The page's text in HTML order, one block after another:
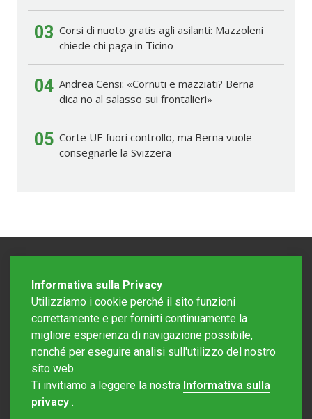
03 Corsi di nuoto gratis agli asilanti: Mazzoleni
chiede chi paga in Ticino
04 Andrea Censi: «Cornuti e mazziati? Berna
dica no al salasso sui frontalieri»
05 Corte UE fuori controllo, ma Berna vuole
consegnarle la Svizzera
Editore Rotostampa SA
Informativa sulla Privacy
Utilizziamo i cookie perché il sito funzioni
correttamente e per fornirti continuamente la
migliore esperienza di navigazione possibile,
nonché per eseguire analisi sull'utilizzo del nostro
sito web.
Ti invitiamo a leggere la nostra Informativa sulla
privacy .